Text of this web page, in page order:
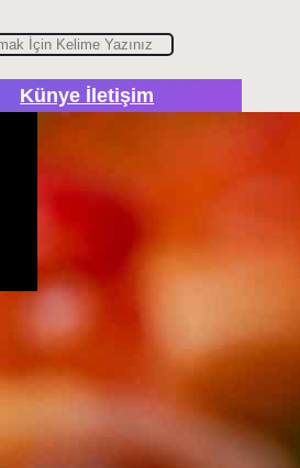
Künye İletişim